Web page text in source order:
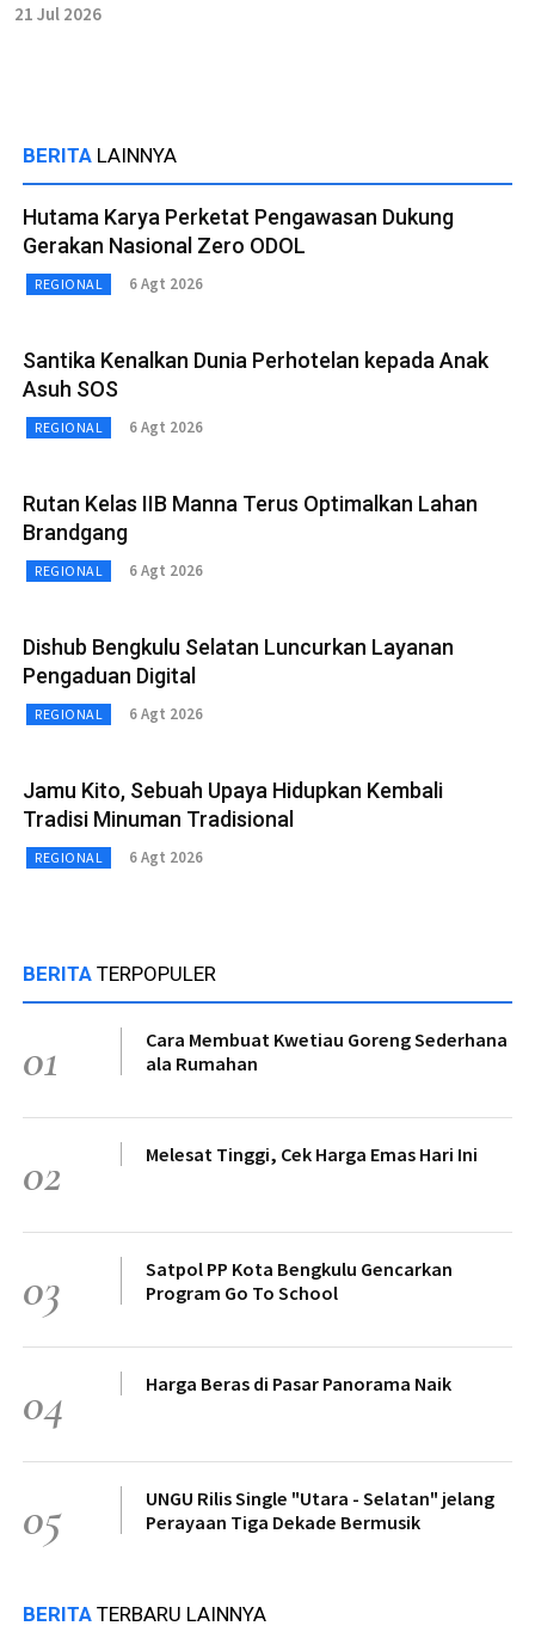
21 Jul 2026
BERITA LAINNYA
Hutama Karya Perketat Pengawasan Dukung
Gerakan Nasional Zero ODOL
REGIONAL 6 Agt 2026
Santika Kenalkan Dunia Perhotelan kepada Anak
Asuh SOS
REGIONAL 6 Agt 2026
Rutan Kelas IIB Manna Terus Optimalkan Lahan
Brandgang
REGIONAL 6 Agt 2026
Dishub Bengkulu Selatan Luncurkan Layanan
Pengaduan Digital
REGIONAL 6 Agt 2026
Jamu Kito, Sebuah Upaya Hidupkan Kembali
Tradisi Minuman Tradisional
REGIONAL 6 Agt 2026
BERITA TERPOPULER
01
Cara Membuat Kwetiau Goreng Sederhana
ala Rumahan
02 Melesat Tinggi, Cek Harga Emas Hari Ini
03
Satpol PP Kota Bengkulu Gencarkan
Program Go To School
04 Harga Beras di Pasar Panorama Naik
05
UNGU Rilis Single "Utara - Selatan" jelang
Perayaan Tiga Dekade Bermusik
BERITA TERBARU LAINNYA